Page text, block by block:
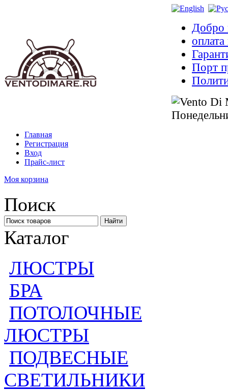
Добро
Порт
Главная
Регистрация
Вход
Прайс-лист
Моя корзина
Поиск
Каталог
ЛЮСТРЫ
БРА
ПОТОЛОЧНЫЕ
ЛЮСТРЫ
ПОДВЕСНЫЕ
СВЕТИЛЬНИКИ